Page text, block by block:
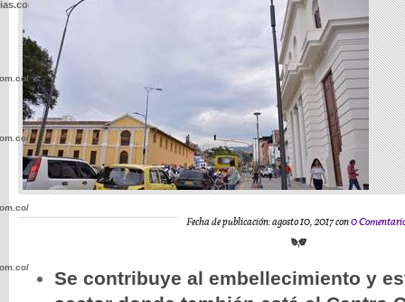
Fecha de publicación: agosto 10, 2017 con0
Se contribuye al embellecimiento y
wp-
wp-
wp-
wp-
wp-